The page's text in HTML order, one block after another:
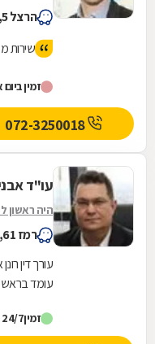
הרצל 5, בית שמש
שירות
זמין ביום
072-3250018
עו"ד
היה ראשון
רמז 61, רחובות
עורך דין
זמין24/7